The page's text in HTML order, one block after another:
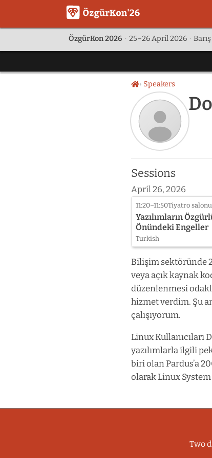
ÖzgürKon 2026 · 25–26 April 2026 ·
HomeSpeakers
not
provided
yet:
Doruk
Fisek
Sessions
April 26, 2026
11:20–11:50Tiyatro salonu
Yazılımların
Önündeki Engeller
Turkish
Bilişim sektöründe
veya açık kaynak
düzenlenmesi
hizmet verdim. Şu
çalışıyorum.
Linux Kullanıcıları
yazılımlarla ilgili
biri olan Pardus’a
olarak Linux
Two